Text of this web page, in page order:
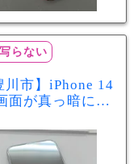
らない
川市】iPhone 14
面が真っ暗に…
！データそのま
で復旧しました